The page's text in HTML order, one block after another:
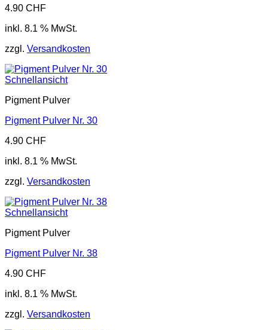
4.90 CHF
inkl. 8.1 % MwSt.
zzgl. Versandkosten
Schnellansicht
Pigment Pulver
Pigment Pulver Nr. 30
4.90 CHF
inkl. 8.1 % MwSt.
zzgl. Versandkosten
Schnellansicht
Pigment Pulver
Pigment Pulver Nr. 38
4.90 CHF
inkl. 8.1 % MwSt.
zzgl. Versandkosten